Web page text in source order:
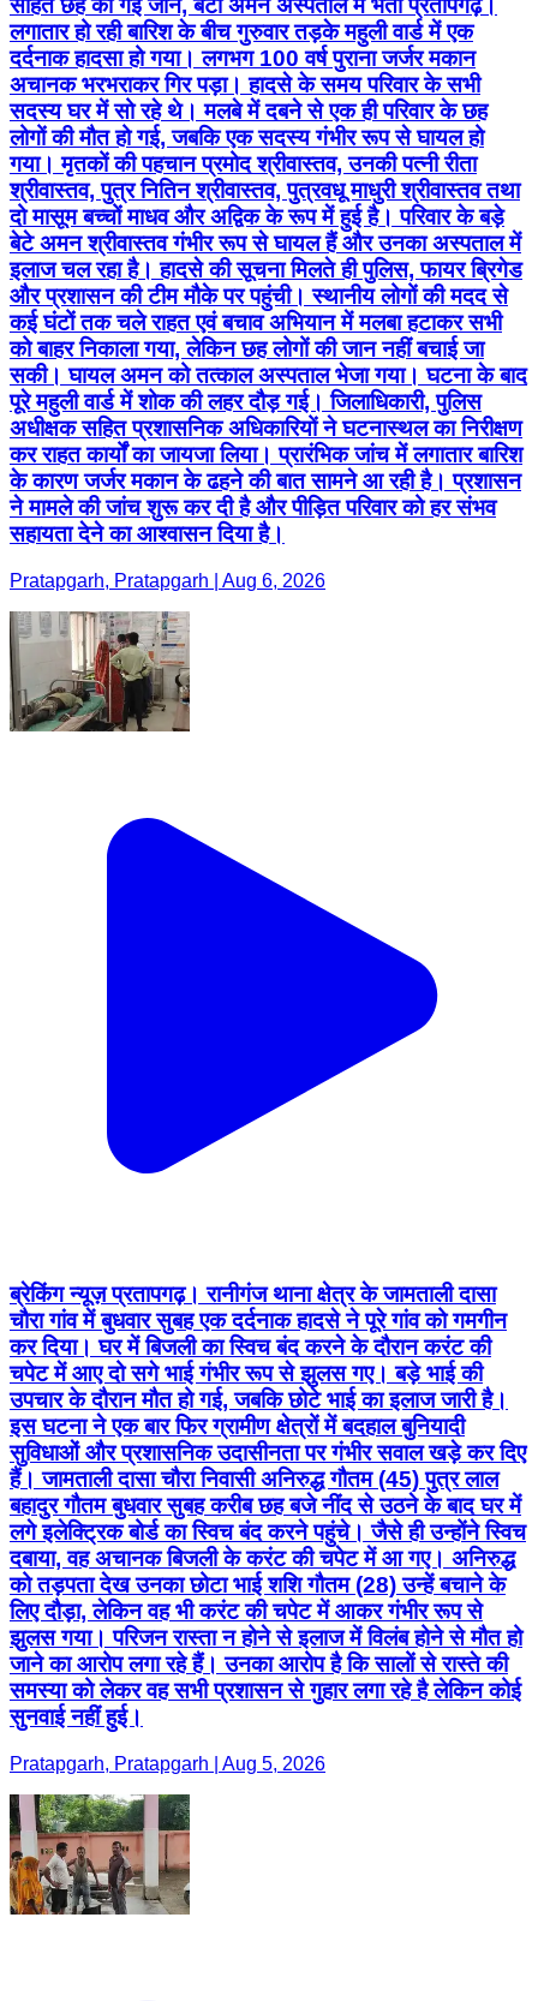
सहित छह की गई जान, बेटा अमन अस्पताल में भर्ती प्रतापगढ़।
लगातार हो रही बारिश के बीच गुरुवार तड़के महुली वार्ड में एक
दर्दनाक हादसा हो गया। लगभग 100 वर्ष पुराना जर्जर मकान
अचानक भरभराकर गिर पड़ा। हादसे के समय परिवार के सभी
सदस्य घर में सो रहे थे। मलबे में दबने से एक ही परिवार के छह
लोगों की मौत हो गई, जबकि एक सदस्य गंभीर रूप से घायल हो
गया। मृतकों की पहचान प्रमोद श्रीवास्तव, उनकी पत्नी रीता
श्रीवास्तव, पुत्र नितिन श्रीवास्तव, पुत्रवधू माधुरी श्रीवास्तव तथा
दो मासूम बच्चों माधव और अद्विक के रूप में हुई है। परिवार के बड़े
बेटे अमन श्रीवास्तव गंभीर रूप से घायल हैं और उनका अस्पताल में
इलाज चल रहा है। हादसे की सूचना मिलते ही पुलिस, फायर ब्रिगेड
और प्रशासन की टीम मौके पर पहुंची। स्थानीय लोगों की मदद से
कई घंटों तक चले राहत एवं बचाव अभियान में मलबा हटाकर सभी
को बाहर निकाला गया, लेकिन छह लोगों की जान नहीं बचाई जा
सकी। घायल अमन को तत्काल अस्पताल भेजा गया। घटना के बाद
पूरे महुली वार्ड में शोक की लहर दौड़ गई। जिलाधिकारी, पुलिस
अधीक्षक सहित प्रशासनिक अधिकारियों ने घटनास्थल का निरीक्षण
कर राहत कार्यों का जायजा लिया। प्रारंभिक जांच में लगातार बारिश
के कारण जर्जर मकान के ढहने की बात सामने आ रही है। प्रशासन
ने मामले की जांच शुरू कर दी है और पीड़ित परिवार को हर संभव
सहायता देने का आश्वासन दिया है।
Pratapgarh, Pratapgarh | Aug 6, 2026
ब्रेकिंग न्यूज़ प्रतापगढ़। रानीगंज थाना क्षेत्र के जामताली दासा
चौरा गांव में बुधवार सुबह एक दर्दनाक हादसे ने पूरे गांव को गमगीन
कर दिया। घर में बिजली का स्विच बंद करने के दौरान करंट की
चपेट में आए दो सगे भाई गंभीर रूप से झुलस गए। बड़े भाई की
उपचार के दौरान मौत हो गई, जबकि छोटे भाई का इलाज जारी है।
इस घटना ने एक बार फिर ग्रामीण क्षेत्रों में बदहाल बुनियादी
सुविधाओं और प्रशासनिक उदासीनता पर गंभीर सवाल खड़े कर दिए
हैं। जामताली दासा चौरा निवासी अनिरुद्ध गौतम (45) पुत्र लाल
बहादुर गौतम बुधवार सुबह करीब छह बजे नींद से उठने के बाद घर में
लगे इलेक्ट्रिक बोर्ड का स्विच बंद करने पहुंचे। जैसे ही उन्होंने स्विच
दबाया, वह अचानक बिजली के करंट की चपेट में आ गए। अनिरुद्ध
को तड़पता देख उनका छोटा भाई शशि गौतम (28) उन्हें बचाने के
लिए दौड़ा, लेकिन वह भी करंट की चपेट में आकर गंभीर रूप से
झुलस गया। परिजन रास्ता न होने से इलाज में विलंब होने से मौत हो
जाने का आरोप लगा रहे हैं। उनका आरोप है कि सालों से रास्ते की
समस्या को लेकर वह सभी प्रशासन से गुहार लगा रहे है लेकिन कोई
सुनवाई नहीं हुई।
Pratapgarh, Pratapgarh | Aug 5, 2026